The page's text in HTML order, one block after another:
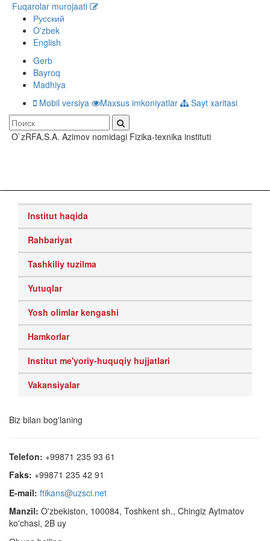
Fuqarolar murojaati
Русский
O'zbek
English
Gerb
Bayroq
Madhiya
Mobil versiya
Maxsus imkoniyatlar Sayt xaritasi
O`zRFA,S.A. Azimov nomidagi Fizika-texnika instituti
Institut haqida
Rahbariyat
Tashkiliy tuzilma
Yutuqlar
Yosh olimlar kengashi
Hamkorlar
Institut me'yoriy-huquqiy hujjatlari
Vakansiyalar
Biz bilan bog'laning
Telefon: +99871 235 93 61
Faks: +99871 235 42 91
E-mail: ftikans@uzsci.net
Manzil: O'zbekiston, 100084, Toshkent sh., Chingiz Aytmatov
ko'chasi, 2B uy